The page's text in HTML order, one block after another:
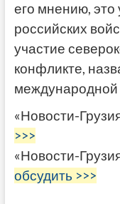
его мнению,
российских
участие
конфликте,
международной
«Новости-
>>>
«Новости-
обсудить >>>